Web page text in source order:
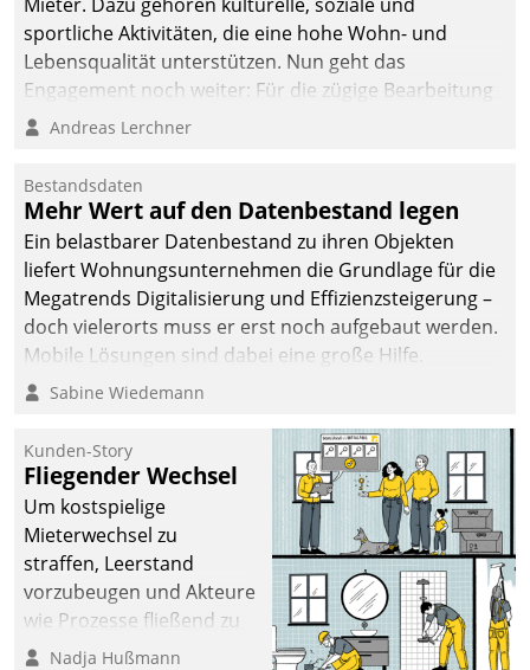
automatisiert, vollständig
und auf Wunsch über
mehrere zuvor
Kommunikationswege bei
sportliche Aktivitäten, die eine hohe Wohn- und
Lebensqualität unterstützen. Nun geht das
Engagement noch weiter: Für die zügige Bearbeitung
von Beschwerden – oder Lob – richtet das
und Beschwerde-Management einen eigenen Kanal
ein.
Andreas Lerchner
Bestandsdaten
Mehr Wert auf den Datenbestand legen
Ein belastbarer Datenbestand zu ihren Objekten
liefert Wohnungsunternehmen die Grundlage für die
Megatrends Digitalisierung und Effizienzsteigerung –
doch vielerorts muss er erst noch aufgebaut werden.
Mobile Lösungen sind dabei eine große Hilfe.
Sabine Wiedemann
Kunden-Story
Fliegender Wechsel
Um kostspielige
Mieterwechsel zu
straffen, Leerstand
vorzubeugen und Akteure
wie Prozesse fließend zu
vernetzen, nutzt die
Nadja Hußmann